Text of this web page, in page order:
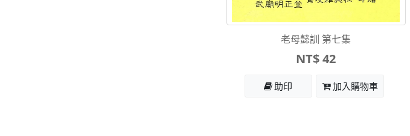
老母懿訓 第七集
NT$ 42
助印 加入購物車